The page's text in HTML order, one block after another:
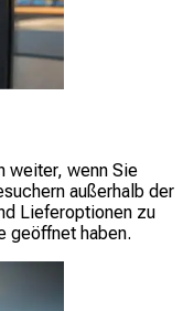
weiter, wenn Sie
außerhalb der
Lieferoptionen zu
geöffnet haben.